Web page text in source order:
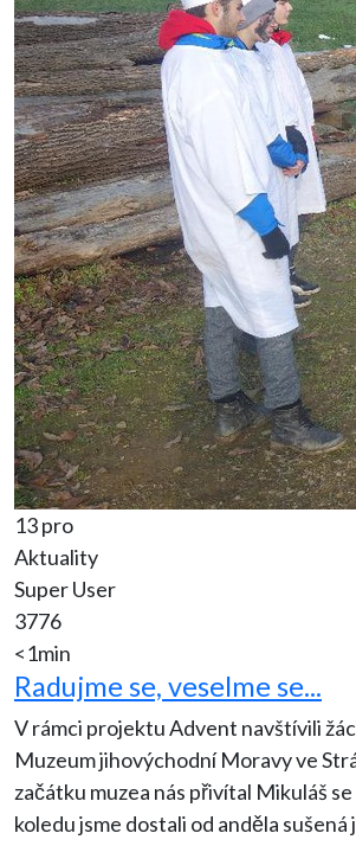
13 pro
Aktuality
Super User
3776
<1min
Radujme se, veselme se...
V rámci projektu Advent navštívili
Muzeum jihovýchodní Moravy ve
začátku muzea nás přivítal Mikuláš
koledu jsme dostali od anděla sušená